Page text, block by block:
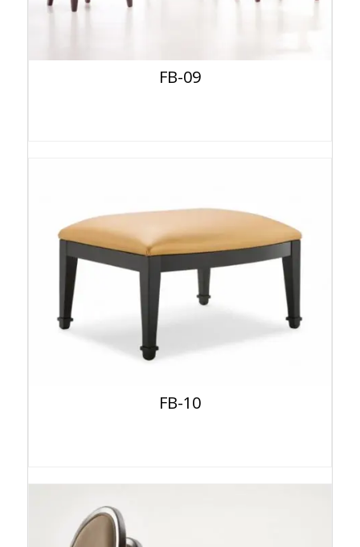
FB-09
FB-10